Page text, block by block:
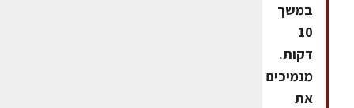
במשך
10
דקות.
מנמיכים
את